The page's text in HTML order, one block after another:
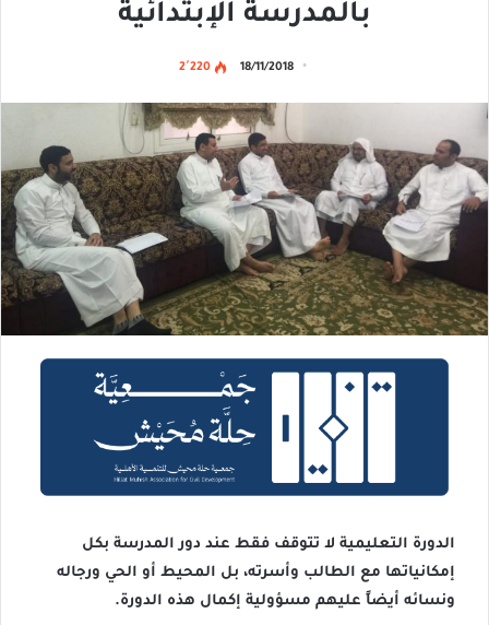
بالمدرسة الإبتدائية
18/11/2018 2٬220
الدورة التعليمية لا تتوقف فقط عند دور المدرسة بكل
إمكانياتها مع الطالب وأسرته، بل المحيط أو الحي ورجاله
ونسائه أيضاً عليهم مسؤولية إكمال هذه الدورة.